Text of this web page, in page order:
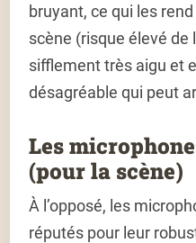
bruyant, ce qui les
scène (risque élevé de
sifflement très aigu et
désagréable qui peut
Les
(pour la scène)
À l’opposé, les
réputés pour leur